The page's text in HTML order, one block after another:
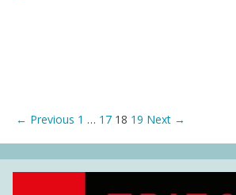
Post
← Previous 1 … 17 18 19 Next →